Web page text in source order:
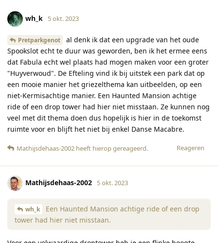
wh_k 5 okt. 2023
Pretparkgenot
al denk ik dat een upgrade van het oude
Spookslot echt te duur was geworden, ben ik het ermee eens
dat Fabula echt wel plaats had mogen maken voor een groter
"Huyverwoud". De Efteling vind ik bij uitstek een park dat op
een mooie manier het griezelthema kan uitbeelden, op een
niet-Kermisachtige manier. Een Haunted Mansion achtige
ride of een drop tower had hier niet misstaan. Ze kunnen nog
veel met dit thema doen dus hopelijk is hier in de toekomst
ruimte voor en blijft het niet bij enkel Danse Macabre.
Reageren
Mathijsdehaas-2002 heeft hierop gereageerd.
Mathijsdehaas-2002 5 okt. 2023
wh_k
Een Haunted Mansion achtige ride of een drop
tower had hier niet misstaan.